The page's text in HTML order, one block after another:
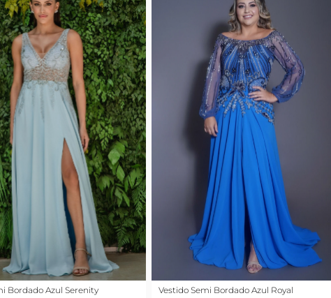
Bordado Azul Serenity
Vestido Semi Bordado Azul Royal